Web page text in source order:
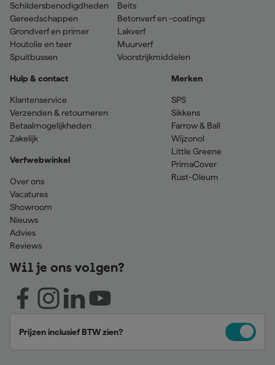
Schildersbenodigdheden
Gereedschappen
Grondverf en primer
Houtolie en teer
Spuitbussen
Beits
Betonverf en -coatings
Lakverf
Muurverf
Voorstrijkmiddelen
Hulp & contact
Klantenservice
Verzenden & retourneren
Betaalmogelijkheden
Zakelijk
Verfwebwinkel
Over ons
Vacatures
Showroom
Nieuws
Advies
Reviews
Merken
SPS
Sikkens
Farrow & Ball
Wijzonol
Little Greene
PrimaCover
Rust-Oleum
Wil je ons volgen?
Prijzen inclusief BTW zien?